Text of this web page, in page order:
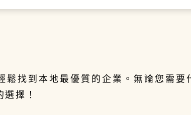
鬆找到本地最優質的企業。無論您需要
擇！